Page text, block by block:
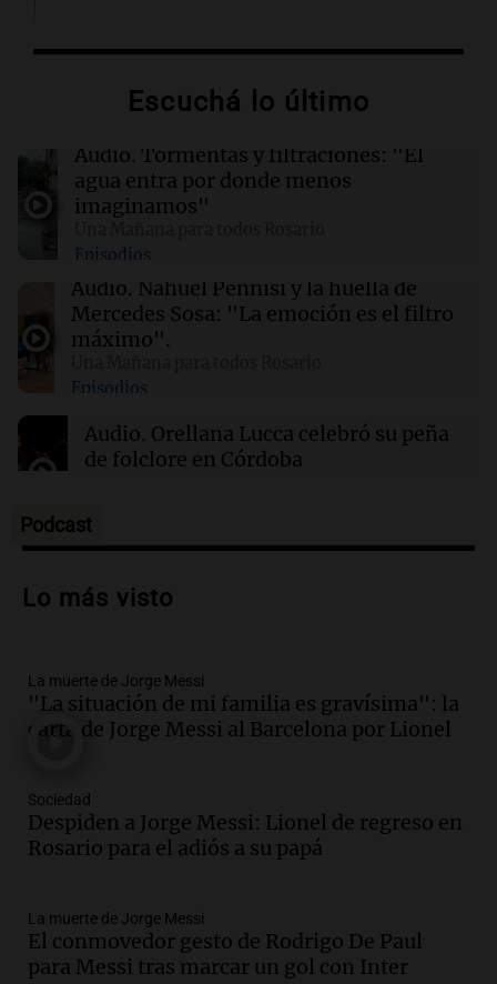
Airbnb acelera el lanzamiento de funciones
búsqueda
El Pentágono solicita a la industria de defensa
un aumento en la producción de armas
01:31 Ciencia
Reducir alimentos dulces no disminuye
antojos ni mejora la salud, según estudio
01:29 Mundo
El lago Mead alcanza su nivel más bajo en 90
años, evidenciando la crisis hídrica en EE.UU.
Escuchá lo último
Audio. Tormentas y filtraciones: "El
agua entra por donde menos
imaginamos"
Episodios
Audio. Nahuel Pennisi y la huella de
Mercedes Sosa: "La emoción es el filtro
máximo".
Episodios
Audio. Orellana Lucca celebró su peña
de folclore en Córdoba
Audio.Trágico accidente en Mendoza:
vehículos desde un puente
Audio.Tragedia en Mendoza: un muerto
y cinco heridos tras caer dos autos desde
un puente
Audio.Messi llegará esta noche a
Rosario para acompañar a su familia
Episodios
Audio.Ley de Propiedad Privada: el revés
Podcast
Lo más visto
La muerte de Jorge Messi
"La situación de mi familia es gravísima": la
carta de Jorge Messi al Barcelona por Lionel
Sociedad
Despiden a Jorge Messi: Lionel de regreso en
Rosario para el adiós a su papá
La muerte de Jorge Messi
El conmovedor gesto de Rodrigo De Paul
para Messi tras marcar un gol con Inter